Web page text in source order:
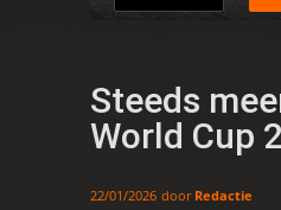
Steeds
World Cup
22/01/2026 door Redactie